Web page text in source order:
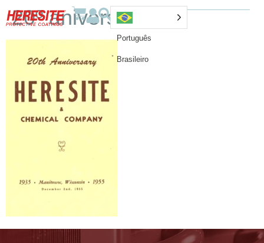
Português
Brasileiro
20º aniversário